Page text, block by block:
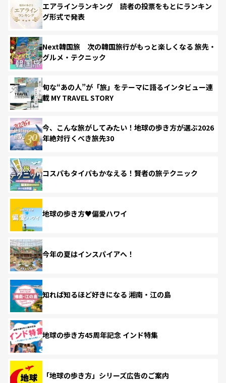
エアラインランキング 読者の投票をもとにランキン
グ形式で発表
Next韓国旅 次の韓国旅行がもっと楽しくなる 旅先・
グルメ・テクニック
旬な“あの人”が「旅」をテーマに語るインタビュー連
載 MY TRAVEL STORY
今、こんな旅がしてみたい！地球の歩き方が選ぶ2026
年絶対行くべき旅先30
コスパもタイパもかなえる！賢者の旅テクニック
地球の歩き方♥偏愛ハワイ
今年の夏はインスパイアへ！
知れば知るほど好きになる 湘南・江の島
地球の歩き方45周年記念 インド特集
「地球の歩き方」シリーズ広告のご案内